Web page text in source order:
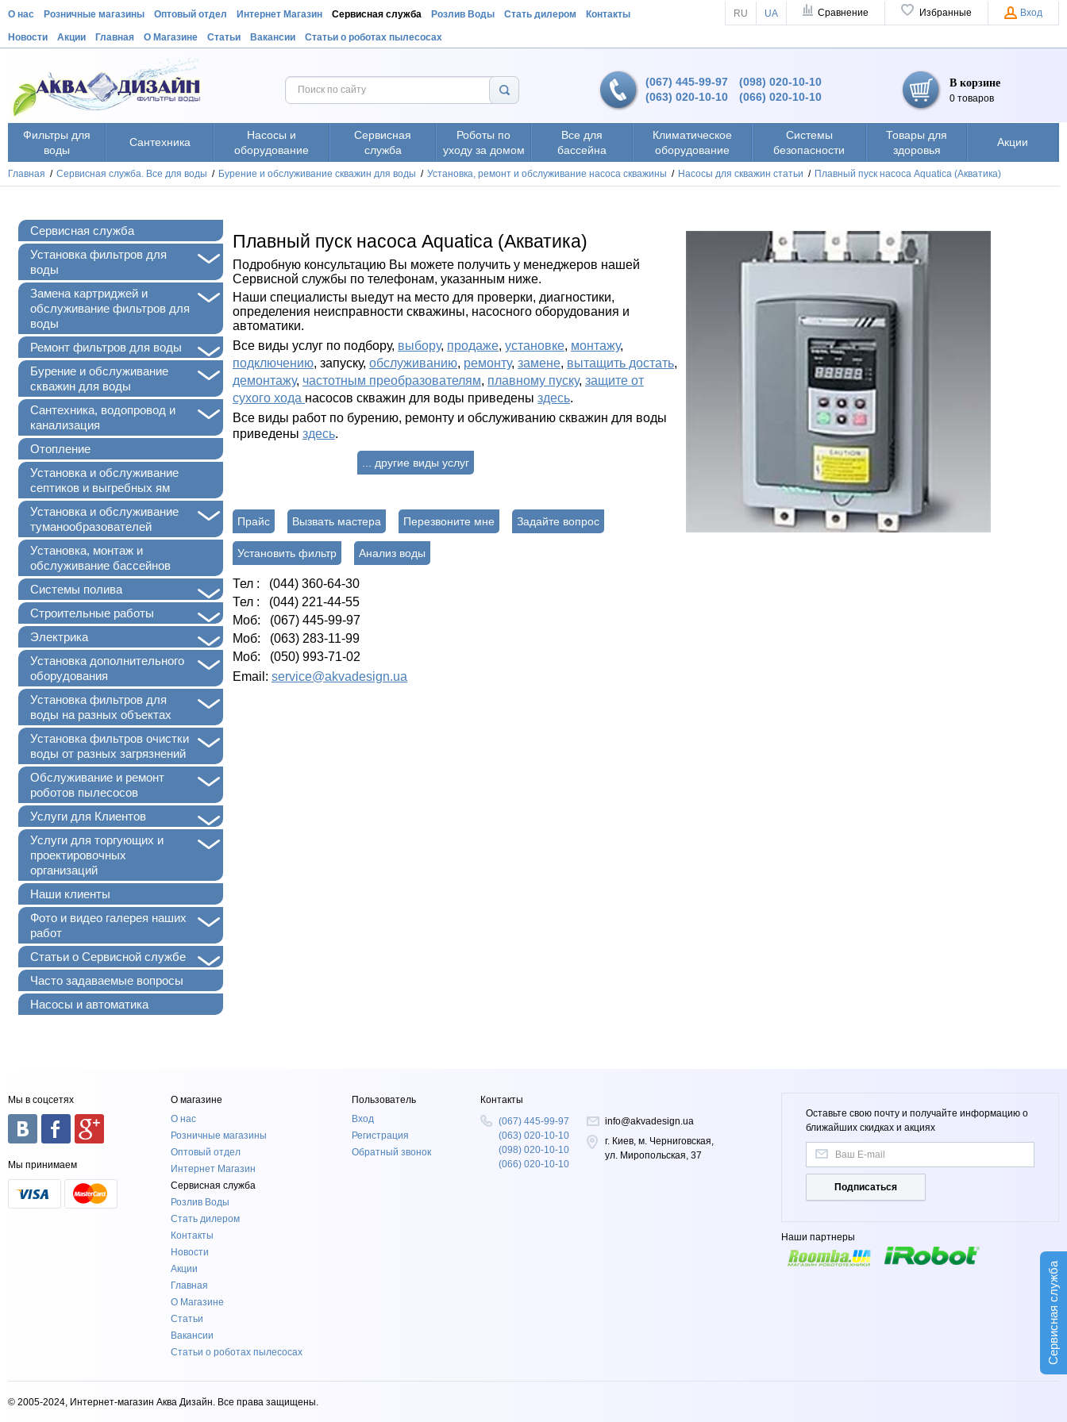
Сервисная служба
О нас Розничные магазины Оптовый отдел Интернет Магазин Сервисная служба Розлив Воды Стать дилером Контакты
Новости Акции Главная О Магазине Статьи Вакансии Статьи о роботах пылесосах
RU UA Сравнение Избранные Вход
(067) 445-99-97
(063) 020-10-10
(098) 020-10-10
(066) 020-10-10
В корзине
0 товаров
Фильтры для
воды
Сантехника
Насосы и
оборудование
Сервисная
служба
Роботы по
уходу за домом
Все для
бассейна
Климатическое
оборудование
Системы
безопасности
Товары для
здоровья
Акции
Главная / Сервисная служба. Все для воды / Бурение и обслуживание скважин для воды / Установка, ремонт и обслуживание насоса скважины / Насосы для скважин статьи / Плавный пуск насоса Aquatica (Акватика)
Сервисная служба
+
Установка фильтров для
воды
Замена картриджей и
обслуживание фильтров для
воды
+
Ремонт фильтров для воды
+
Бурение и обслуживание
скважин для воды
+
Сантехника, водопровод и
канализация
Отопление
Установка и обслуживание
септиков и выгребных ям
+
Установка и обслуживание
туманообразователей
Установка, монтаж и
обслуживание бассейнов
Системы полива
Строительные работы
Электрика
+
Установка дополнительного
оборудования
+
Установка фильтров для
воды на разных объектах
+
Установка фильтров очистки
воды от разных загрязнений
+
Обслуживание и ремонт
роботов пылесосов
Услуги для Клиентов
+
Услуги для торгующих и
проектировочных
организаций
Наши клиенты
+
Фото и видео галерея наших
работ
+
Статьи о Сервисной службе
Часто задаваемые вопросы
Насосы и автоматика
Плавный пуск насоса Aquatica (Акватика)
Подробную консультацию Вы можете получить у менеджеров нашей
Сервисной службы по телефонам, указанным ниже.
Наши специалисты выедут на место для проверки, диагностики,
определения неисправности скважины, насосного оборудования и
автоматики.
Все виды услуг по подбору, выбору, продаже, установке, монтажу,
подключению, запуску, обслуживанию, ремонту, замене, вытащить достать,
демонтажу, частотным преобразователям, плавному пуску, защите от
сухого хода насосов скважин для воды приведены здесь.
Все виды работ по бурению, ремонту и обслуживанию скважин для воды
приведены здесь.
... другие виды услуг
Прайс Вызвать мастера Перезвоните мне Задайте вопрос
Установить фильтр Анализ воды
Тел : (044) 360-64-30
Тел : (044) 221-44-55
Моб: (067) 445-99-97
Моб: (063) 283-11-99
Моб: (050) 993-71-02
Email: service@akvadesign.ua
Мы в соцсетях
Мы принимаем
О магазине
О нас
Розничные магазины
Оптовый отдел
Интернет Магазин
Сервисная служба
Розлив Воды
Стать дилером
Контакты
Новости
Акции
Главная
О Магазине
Статьи
Вакансии
Статьи о роботах пылесосах
Пользователь
Вход
Регистрация
Обратный звонок
Контакты
(067) 445-99-97
(063) 020-10-10
(098) 020-10-10
(066) 020-10-10
info@akvadesign.ua
г. Киев, м. Черниговская,
ул. Миропольская, 37
Оставьте свою почту и получайте информацию о
ближайших скидках и акциях
Подписаться
Наши партнеры
© 2005-2024, Интернет-магазин Аква Дизайн. Все права защищены.